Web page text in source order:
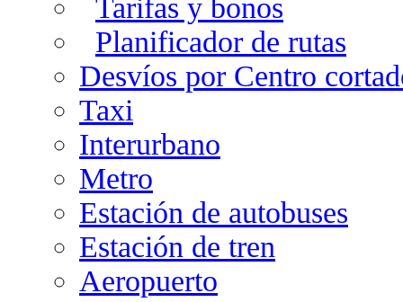
Tarifas y bonos
Planificador de rutas
Desvíos por Centro
Taxi
Interurbano
Metro
Estación de autobuses
Estación de tren
Aeropuerto